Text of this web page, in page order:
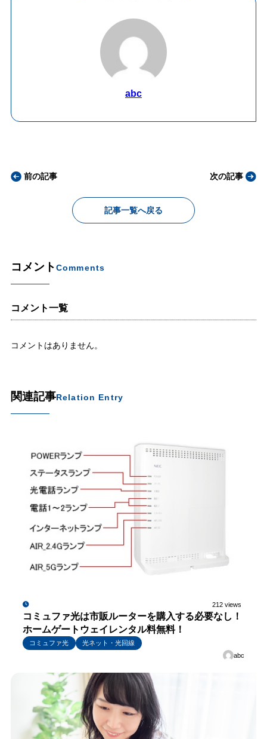
abc
前の記事
記事一覧へ戻る
次の記事
コメントComments
コメント一覧
コメントはありません。
関連記事Relation Entry
212 views
コミュファ光は市販ルーターを購入する必要なし！
ホームゲートウェイレンタル料無料！
コミュファ光
光ネット・光回線
abc